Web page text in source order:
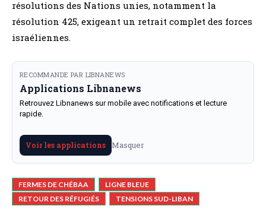
résolutions des Nations unies, notamment la
résolution 425, exigeant un retrait complet des forces
israéliennes.
RECOMMANDE PAR LIBNANEWS
Applications Libnanews
Retrouvez Libnanews sur mobile avec notifications et lecture
rapide.
Voir les applications Masquer
FERMES DE CHÉBAA
LIGNE BLEUE
RETOUR DES RÉFUGIÉS
TENSIONS SUD-LIBAN